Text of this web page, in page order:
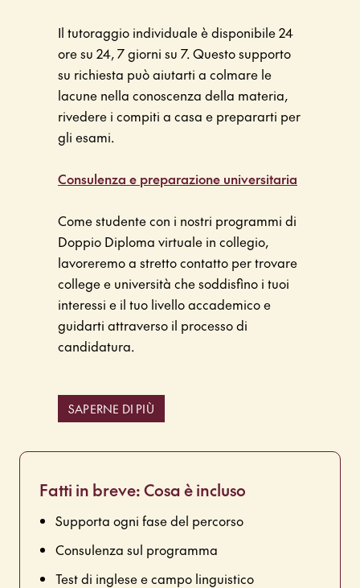
Il tutoraggio individuale è disponibile 24
ore su 24, 7 giorni su 7. Questo supporto
su richiesta può aiutarti a colmare le
lacune nella conoscenza della materia,
rivedere i compiti a casa e prepararti per
gli esami.
Consulenza e preparazione universitaria
Come studente con i nostri programmi di
Doppio Diploma virtuale in collegio,
lavoreremo a stretto contatto per trovare
college e università che soddisfino i tuoi
interessi e il tuo livello accademico e
guidarti attraverso il processo di
candidatura.
SAPERNE DI PIÙ
Fatti in breve: Cosa è incluso
Supporta ogni fase del percorso
Consulenza sul programma
Test di inglese e campo linguistico